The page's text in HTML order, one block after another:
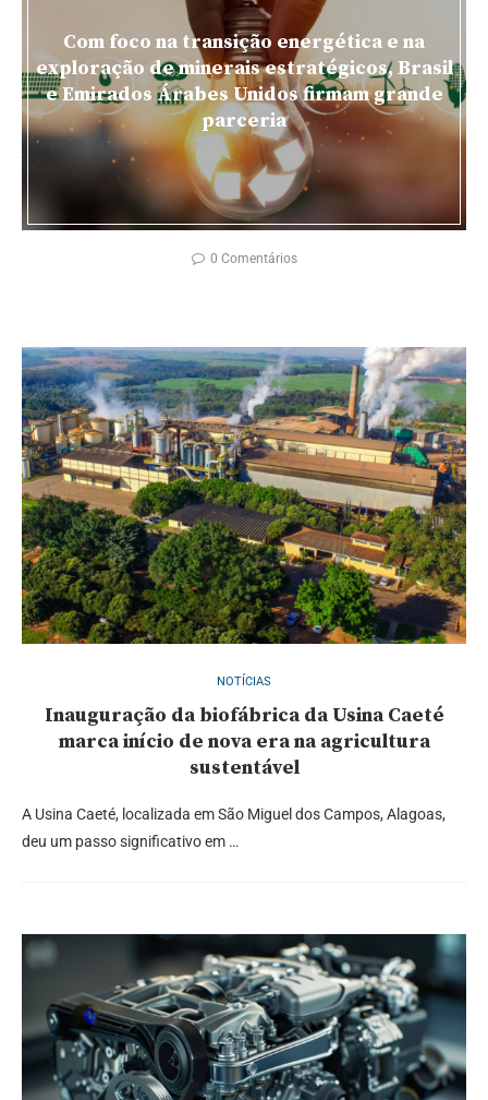
Com foco na transição energética e na
exploração de minerais estratégicos, Brasil
e Emirados Árabes Unidos firmam grande
parceria
0 Comentários
NOTÍCIAS
Inauguração da biofábrica da Usina Caeté
marca início de nova era na agricultura
sustentável
A Usina Caeté, localizada em São Miguel dos Campos, Alagoas,
deu um passo significativo em …